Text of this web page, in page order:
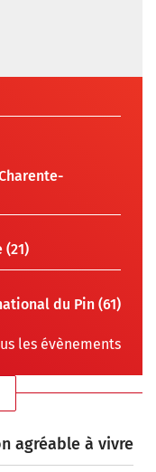
(21)
du Pin (61)
les évènements
agréable à vivre